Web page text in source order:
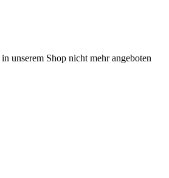
unserem Shop nicht mehr angeboten